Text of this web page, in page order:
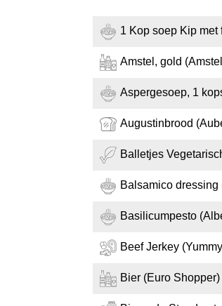
1 Kop soep Kip
Amstel, gold
Aspergesoep, 1
Augustinbrood
Balletjes
Balsamico
Basilicumpesto
Beef Jerkey
Bier (Euro Shopper)